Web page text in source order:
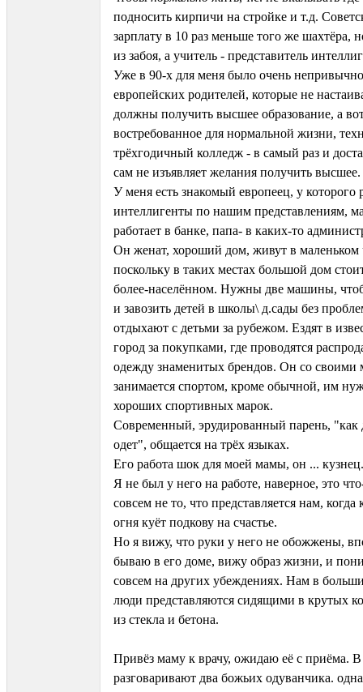
подносить кирпичи на стройке и т.д.
зарплату в 10 раз меньше того же шахтёра,
из забоя, а учитель - представитель
Уже в 90-х для меня было очень
европейских родителей, которые не
должны получить высшее образование, а
востребованное для нормальной жизни,
трёхгодичный колледж - в самый раз и
сам не изъявляет желания получить высшее.
У меня есть знакомый европеец, у которого
интеллигенты по нашим представлениям,
работает в банке, папа- в каких-то
Он женат, хороший дом, живут в маленьком
поскольку в таких местах большой дом
более-населённом. Нужны две машины,
и завозить детей в школы\ д.сады без
отдыхают с детьми за рубежом. Ездят в
город за покупками, где проводятся
одежду знаменитых брендов. Он со своими
занимается спортом, кроме обычной, им
хороших спортивных марок.
Современный, эрудированный парень, "как
одет", общается на трёх языках.
Его работа шок для моей мамы, он ... кузнец.
Я не был у него на работе, наверное, это
совсем не то, что представляется нам, когда
огня куёт подкову на счастье.
Но я вижу, что руки у него не обожжены,
бываю в его доме, вижу образ жизни, и
совсем на других убеждениях. Нам в
люди представляются сидящими в крутых
из стекла и бетона.
Привёз маму к врачу, ожидаю её с приёма. В
разговаривают два божьих одуванчика.